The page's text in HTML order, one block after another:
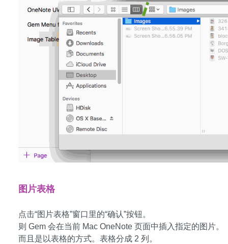
图片表格
点击“图片表格”窗口里的“确认”按钮。
则 Gem 会在当前 Mac OneNote 页面中插入指定的图片。
而且是以表格的方式。表格分成 2 列。